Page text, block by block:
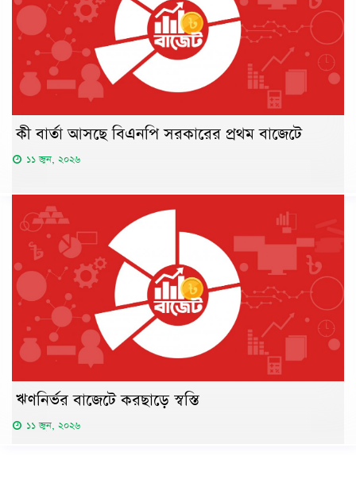
কী বার্তা আসছে বিএনপি সরকারের প্রথম বাজেটে
১১ জুন, ২০২৬
ঋণনির্ভর বাজেটে করছাড়ে স্বস্তি
১১ জুন, ২০২৬